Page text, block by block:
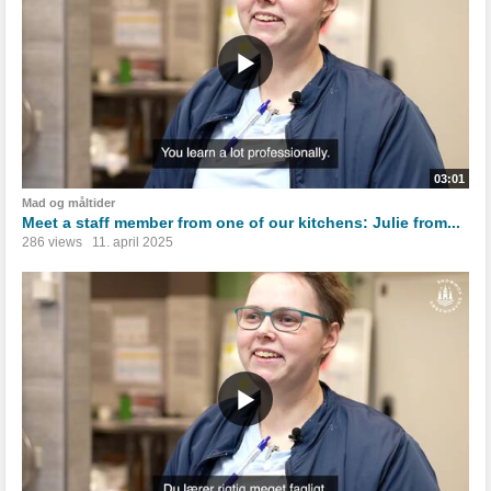
03:01
Mad og måltider
Meet a staff member from one of our kitchens: Julie from...
286 views 11. april 2025